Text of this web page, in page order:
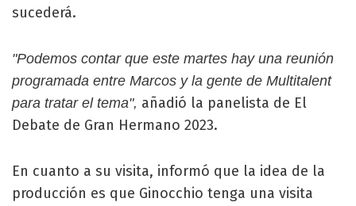
sucederá.
"Podemos contar que este martes hay una reunión
programada entre Marcos y la gente de Multitalent
para tratar el tema", añadió la panelista de El
Debate de Gran Hermano 2023.
En cuanto a su visita, informó que la idea de la
producción es que Ginocchio tenga una visita